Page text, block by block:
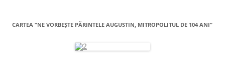
CARTEA “NE VORBEŞTE PĂRINTELE AUGUSTIN, MITROPOLITUL DE 104 ANI”